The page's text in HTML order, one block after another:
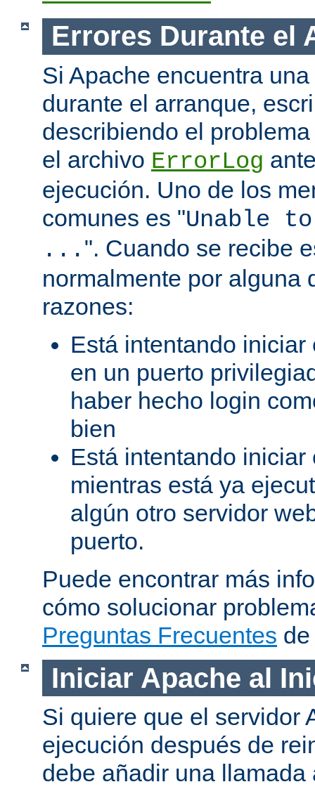
Errores Durante el
Si Apache encuentra
durante el arranque,
describiendo el
el archivo ErrorLog
ejecución. Uno de los
comunes es "Unable
... ". Cuando se recibe
normalmente por alguna
razones:
Está intentando
en un puerto
haber hecho login
bien
Está intentando
mientras está ya
algún otro servidor
puerto.
Puede encontrar más
cómo solucionar
Preguntas Frecuentes
Iniciar Apache al
Si quiere que el servidor
ejecución después de
debe añadir una